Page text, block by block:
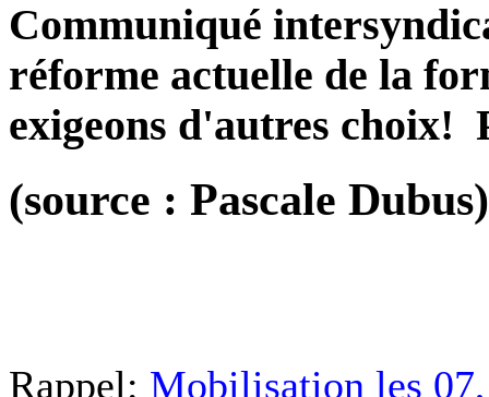
Communiqué
réforme actuelle de la
exigeons d'autres choix!
(source : Pascale Dubus)
Rappel: Mobilisation les